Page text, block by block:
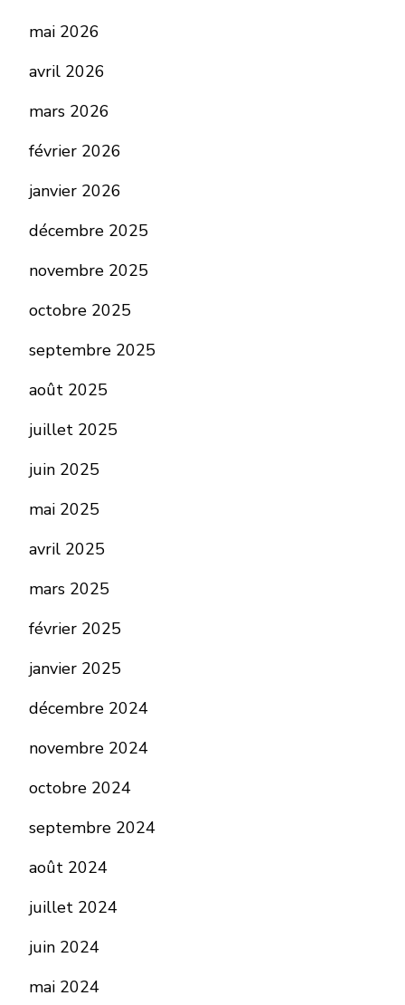
mai 2026
avril 2026
mars 2026
février 2026
janvier 2026
décembre 2025
novembre 2025
octobre 2025
septembre 2025
août 2025
juillet 2025
juin 2025
mai 2025
avril 2025
mars 2025
février 2025
janvier 2025
décembre 2024
novembre 2024
octobre 2024
septembre 2024
août 2024
juillet 2024
juin 2024
mai 2024